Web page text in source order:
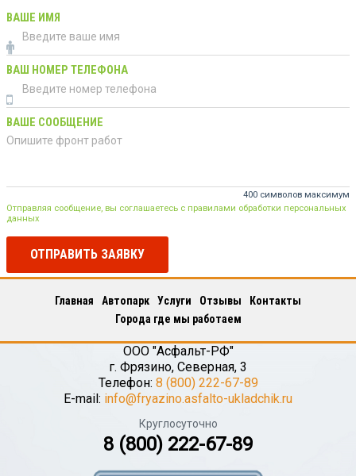
ВАШЕ ИМЯ
ВАШ НОМЕР ТЕЛЕФОНА
ВАШЕ СООБЩЕНИЕ
400 символов максимум
Отправляя сообщение, вы соглашаетесь с правилами обработки персональных
данных
ОТПРАВИТЬ ЗАЯВКУ
Главная Автопарк Услуги Отзывы
Контакты
Города где мы работаем
ООО "Асфальт-РФ"
г. Фрязино, Северная, 3
Телефон: 8 (800) 222-67-89
E-mail: info@fryazino.asfalto-ukladchik.ru
Круглосуточно
8 (800) 222-67-89